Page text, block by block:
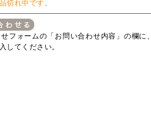
切れ中です。
フォームの「お問い合わせ内容」の欄に、
してください。